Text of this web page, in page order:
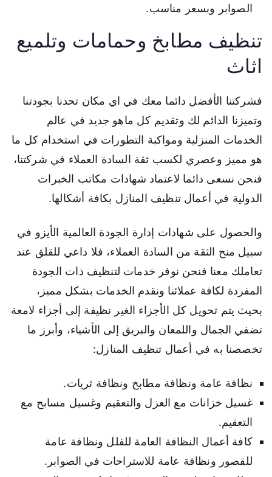
الصوابر وبسعر مناسب.
تنظيف مطابخ وحمامات وتلميع
اثاث
فشركتنا الأفضل دائما معك في اي مكان تحدنا بجودتنا
وتميزنا الدائم لك وتقديم كل ماهو جديد في عالم
الخدمات المنزلية ومواكبة التطورات في استخدام كل ما
هو مميز وعصري لكسب ثقة السادة العملاء في شركتنا،
فنحن نسعى دائما لاعتماد شهادات مكاتب الخبرات
الدولية في أعمال تنظيف المنازل بكافة أشكالها.
والحصول على شهادات إدارة الجودة العالمية الأيزو في
سبيل منح الثقة من السادة العملاء، فلا داعي للقلق عند
تعاملك معنا فنحن نوفر خدمات لتنظيف ذات الجودة
المفردة لكافة عملائنا ونقدم الخدمات بشكل مميز،
بحيث يتم تحويل كل الأجزاء الغير نظيفة إلى أجزاء لامعة
تضفي الجمال واللمعان والبريق إلى الأشياء، وأبرز ما
تخصصنا به في أعمال تنظيف المنازل:
نظافة عامة ونظافة مطابخ ونظافة ثريات.
غسيل خزانات مع العزل والتعقيم وغسيل مسابح مع
التعقيم.
كافة أعمال النظافة العامة للفلل ونظافة عامة
للقصور ونظافة عامة للاستراحات في الصوابر.